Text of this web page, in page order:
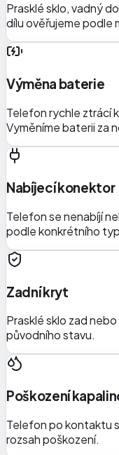
Prasklé sklo, vadný
dílu ověřujeme podle
Výměna baterie
Telefon rychle ztrácí
Vyměníme baterii za
Nabíjecí konektor
Telefon se nenabíjí
podle konkrétního
Zadní kryt
Prasklé sklo zad
původního stavu.
Poškození
Telefon po kontaktu
rozsah poškození.